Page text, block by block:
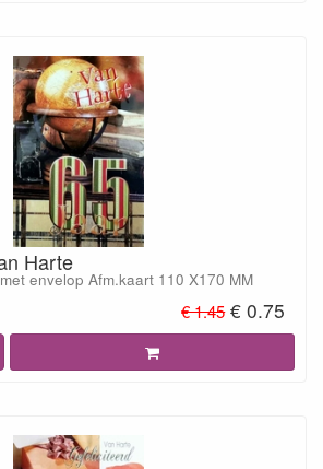
Harte
envelop Afm.kaart 110 X170 MM
€ 1.45 € 0.75